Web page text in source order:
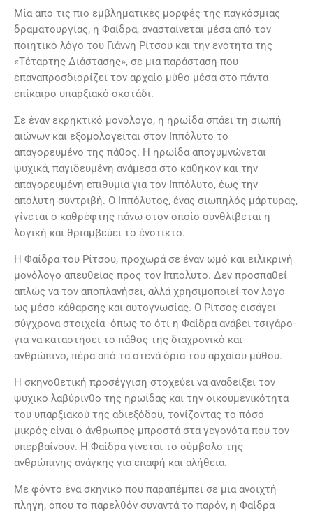
Μία από τις πιο εμβληματικές μορφές της παγκόσμιας
δραματουργίας, η Φαίδρα, ανασταίνεται μέσα από τον
ποιητικό λόγο του Γιάννη Ρίτσου και την ενότητα της
«Τέταρτης Διάστασης», σε μια παράσταση που
επαναπροσδιορίζει τον αρχαίο μύθο μέσα στο πάντα
επίκαιρο υπαρξιακό σκοτάδι.
Σε έναν εκρηκτικό μονόλογο, η ηρωίδα σπάει τη σιωπή
αιώνων και εξομολογείται στον Ιππόλυτο το
απαγορευμένο της πάθος. Η ηρωίδα απογυμνώνεται
ψυχικά, παγιδευμένη ανάμεσα στο καθήκον και την
απαγορευμένη επιθυμία για τον Ιππόλυτο, έως την
απόλυτη συντριβή. Ο Ιππόλυτος, ένας σιωπηλός μάρτυρας,
γίνεται ο καθρέφτης πάνω στον οποίο συνθλίβεται η
λογική και θριαμβεύει το ένστικτο.
Η Φαίδρα του Ρίτσου, προχωρά σε έναν ωμό και ειλικρινή
μονόλογο απευθείας προς τον Ιππόλυτο. Δεν προσπαθεί
απλώς να τον αποπλανήσει, αλλά χρησιμοποιεί τον λόγο
ως μέσο κάθαρσης και αυτογνωσίας. Ο Ρίτσος εισάγει
σύγχρονα στοιχεία -όπως το ότι η Φαίδρα ανάβει τσιγάρο-
για να καταστήσει το πάθος της διαχρονικό και
ανθρώπινο, πέρα από τα στενά όρια του αρχαίου μύθου.
Η σκηνοθετική προσέγγιση στοχεύει να αναδείξει τον
ψυχικό λαβύρινθο της ηρωίδας και την οικουμενικότητα
του υπαρξιακού της αδιεξόδου, τονίζοντας το πόσο
μικρός είναι ο άνθρωπος μπροστά στα γεγονότα που τον
υπερβαίνουν. Η Φαίδρα γίνεται το σύμβολο της
ανθρώπινης ανάγκης για επαφή και αλήθεια.
Με φόντο ένα σκηνικό που παραπέμπει σε μια ανοιχτή
πληγή, όπου το παρελθόν συναντά το παρόν, η Φαίδρα